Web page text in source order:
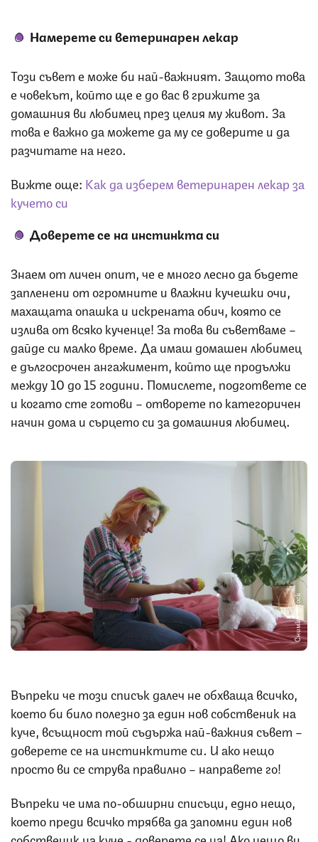
Намерете си ветеринарен лекар
Този съвет е може би най-важният. Защото това
е човекът, който ще е до вас в грижите за
домашния ви любимец през целия му живот. За
това е важно да можете да му се доверите и да
разчитате на него.
Вижте още: Как да изберем ветеринарен лекар за
кучето си
Доверете се на инстинкта си
Знаем от личен опит, че е много лесно да бъдете
запленени от огромните и влажни кучешки очи,
махащата опашка и искрената обич, която се
излива от всяко кученце! За това ви съветваме –
дайде си малко време. Да имаш домашен любимец
е дългосрочен ангажимент, който ще продължи
между 10 до 15 години. Помислете, подгответе се
и когато сте готови – отворете по категоричен
начин дома и сърцето си за домашния любимец.
Снимка: iStock
Въпреки че този списък далеч не обхваща всичко,
което би било полезно за един нов собственик на
куче, всъщност той съдържа най-важния съвет –
доверете се на инстинктите си. И ако нещо
просто ви се струва правилно – направете го!
Въпреки че има по-обширни списъци, едно нещо,
което преди всичко трябва да запомни един нов